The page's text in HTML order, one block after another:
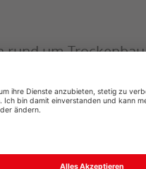
um
. Ob die kompetente
mit 8 eigenen LKW